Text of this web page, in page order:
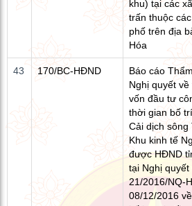
khu) tại các
trấn thuộc
phố trên địa
Hóa
43 170/BC-HĐND
Báo cáo
Nghị quyết
vốn đầu tư
thời gian bố
Cải dịch sông
Khu kinh tế
được HĐND
tại Nghị quyết
21/2016/NQ-
08/12/2016